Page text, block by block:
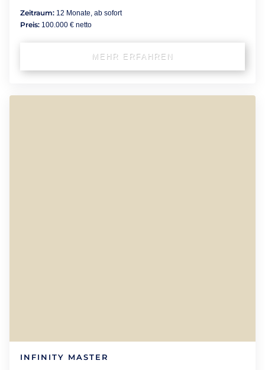
Zeitraum: 12 Monate, ab sofort
Preis: 100.000 € netto
MEHR ERFAHREN
INFINITY MASTER